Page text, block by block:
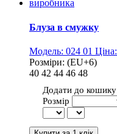
Блуза в смужку
Модель: 024 01 Ціна:
Розміри: (EU+6)
40 42 44 46 48
Додати до кошику
Розмір